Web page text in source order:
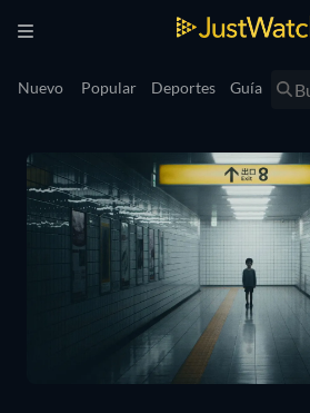
Nuevo Popular Deportes Guía